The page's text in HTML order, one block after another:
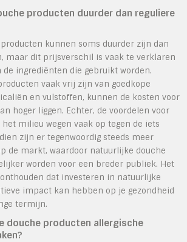
producten duurder dan reguliere
kunnen soms duurder zijn dan
maar dit prijsverschil is vaak te verklaren
ingrediënten die gebruikt worden.
vaak vrij zijn van goedkope
en vulstoffen, kunnen de kosten voor
hoger liggen. Echter, de voordelen voor
milieu wegen vaak op tegen de iets
zijn er tegenwoordig steeds meer
de markt, waardoor natuurlijke douche
worden voor een breder publiek. Het
dat investeren in natuurlijke
impact kan hebben op je gezondheid
termijn.
douche producten allergische